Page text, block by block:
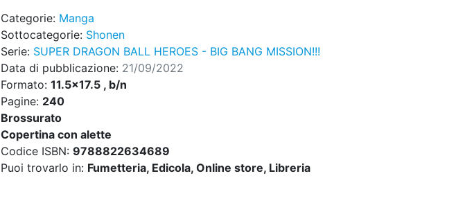
Categorie: Manga
Sottocategorie: Shonen
Serie: SUPER DRAGON BALL HEROES - BIG BANG MISSION!!!
Data di pubblicazione: 21/09/2022
Formato: 11.5x17.5 , b/n
Pagine: 240
Brossurato
Copertina con alette
Codice ISBN: 9788822634689
Puoi trovarlo in: Fumetteria, Edicola, Online store, Libreria